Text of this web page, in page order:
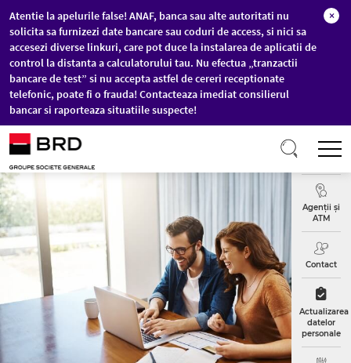
Sari la conținutul principal
Atentie la apelurile false! ANAF, banca sau alte autoritati nu
solicita sa furnizezi date bancare sau coduri de access, si nici sa
accesezi diverse linkuri, care pot duce la instalarea de aplicatii de
control la distanta a calculatorului tau. Nu efectua „tranzactii
bancare de test” si nu accepta astfel de cereri receptionate
telefonic, poate fi o frauda! Contacteaza imediat consilierul
bancar si raporteaza situatiile suspecte!
×
Curs
Agenții și
ATM
Contact
Actualizarea
datelor
personale